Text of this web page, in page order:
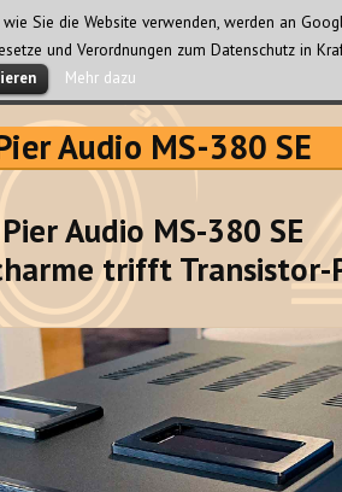
Audio MS-380 SE
Pier Audio MS-380 SE
trifft Transistor-
Sie die Website verwenden, werden an
und Verordnungen zum Datenschutz in
Mehr dazu